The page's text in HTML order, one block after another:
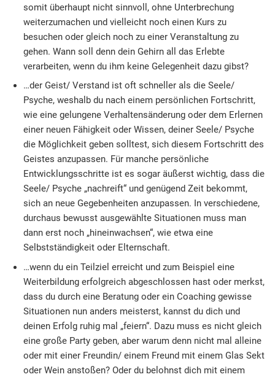
somit überhaupt nicht sinnvoll, ohne Unterbrechung
weiterzumachen und vielleicht noch einen Kurs zu
besuchen oder gleich noch zu einer Veranstaltung zu
gehen. Wann soll denn dein Gehirn all das Erlebte
verarbeiten, wenn du ihm keine Gelegenheit dazu gibst?
…der Geist/ Verstand ist oft schneller als die Seele/
Psyche, weshalb du nach einem persönlichen Fortschritt,
wie eine gelungene Verhaltensänderung oder dem Erlernen
einer neuen Fähigkeit oder Wissen, deiner Seele/ Psyche
die Möglichkeit geben solltest, sich diesem Fortschritt des
Geistes anzupassen. Für manche persönliche
Entwicklungsschritte ist es sogar äußerst wichtig, dass die
Seele/ Psyche „nachreift“ und genügend Zeit bekommt,
sich an neue Gegebenheiten anzupassen. In verschiedene,
durchaus bewusst ausgewählte Situationen muss man
dann erst noch „hineinwachsen“, wie etwa eine
Selbstständigkeit oder Elternschaft.
…wenn du ein Teilziel erreicht und zum Beispiel eine
Weiterbildung erfolgreich abgeschlossen hast oder merkst,
dass du durch eine Beratung oder ein Coaching gewisse
Situationen nun anders meisterst, kannst du dich und
deinen Erfolg ruhig mal „feiern“. Dazu muss es nicht gleich
eine große Party geben, aber warum denn nicht mal alleine
oder mit einer Freundin/ einem Freund mit einem Glas Sekt
oder Wein anstoßen? Oder du belohnst dich mit einem